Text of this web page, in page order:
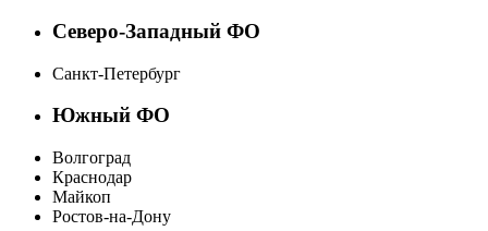
Северо-Западный ФО
Санкт-Петербург
Южный ФО
Волгоград
Краснодар
Майкоп
Ростов-на-Дону